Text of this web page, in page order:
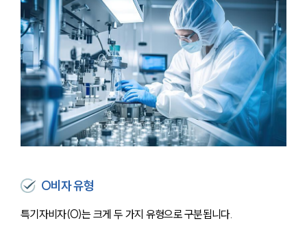
O비자 유형
특기자비자(O)는 크게 두 가지 유형으로 구분됩니다.